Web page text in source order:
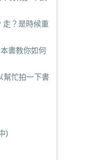
走？是時候重
書教你如何
幫忙拍一下書
)